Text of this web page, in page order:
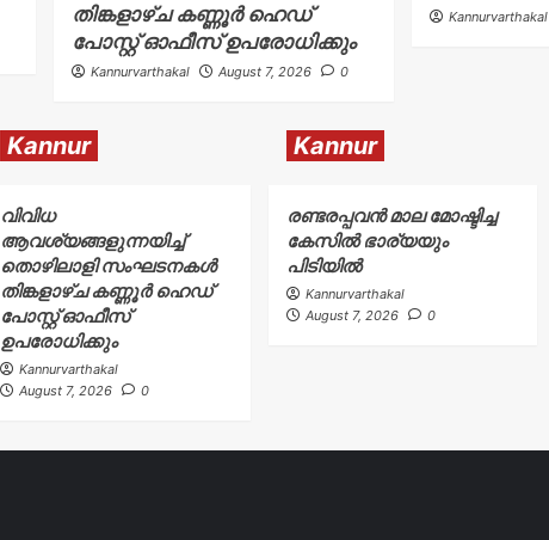
തിങ്കളാഴ്ച കണ്ണൂർ ഹെഡ്
പോസ്റ്റ് ഓഫീസ് ഉപരോധിക്കും
Kannurvarthakal August 7, 2026 0
Kannurvarthakal
Kannur
വിവിധ
ആവശ്യങ്ങളുന്നയിച്ച്
തൊഴിലാളി സംഘടനകൾ
തിങ്കളാഴ്ച കണ്ണൂർ ഹെഡ്
പോസ്റ്റ് ഓഫീസ്
ഉപരോധിക്കും
Kannurvarthakal
August 7, 2026
0
Kannur
രണ്ടരപ്പവൻ മാല മോഷ്ടിച്ച
കേസിൽ ഭാര്യയും
പിടിയിൽ
Kannurvarthakal
August 7, 2026
0